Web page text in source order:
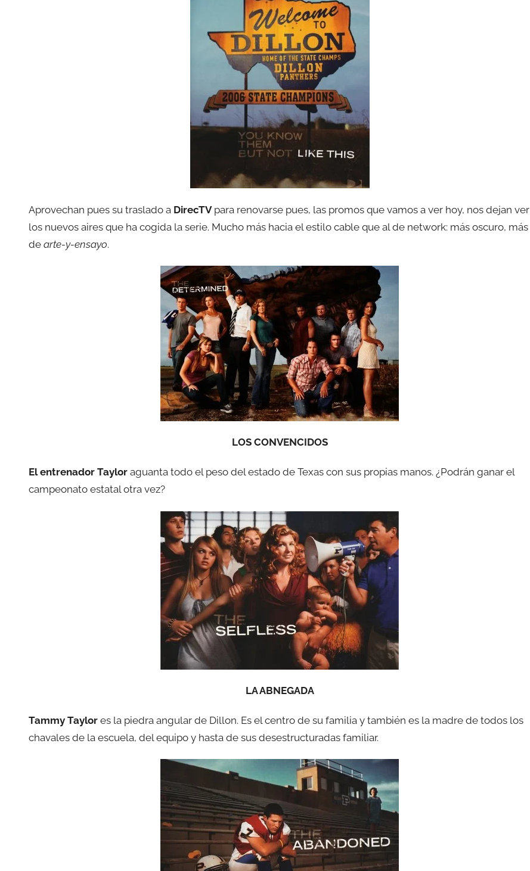
Aprovechan pues su traslado a DirecTVpara renovarse pues, las promos que vamos a ver hoy, nos dejan ver
los nuevos aires que ha cogida la serie. Mucho más hacia el estilo cable que al de network: más oscuro, más
de arte-y-ensayo.
LOS CONVENCIDOS
El entrenador Taylor aguanta todo el peso del estado de Texas con sus propias manos. ¿Podrán ganar el
campeonato estatal otra vez?
LA ABNEGADA
Tammy Taylor es la piedra angular de Dillon. Es el centro de su familia y también es la madre de todos los
chavales de la escuela, del equipo y hasta de sus desestructuradas familiar.